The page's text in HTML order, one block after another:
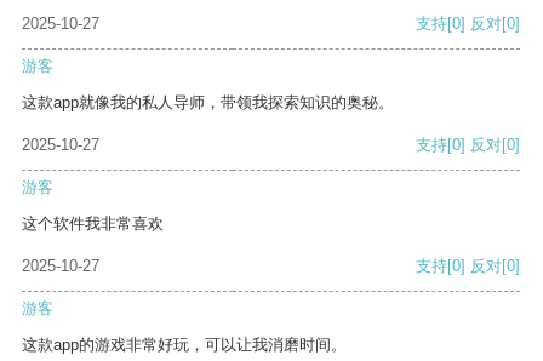
2025-10-27 支持[0] 反对[0]
游客
这款app就像我的私人导师，带领我探索知识的奥秘。
2025-10-27 支持[0] 反对[0]
游客
这个软件我非常喜欢
2025-10-27 支持[0] 反对[0]
游客
这款app的游戏非常好玩，可以让我消磨时间。